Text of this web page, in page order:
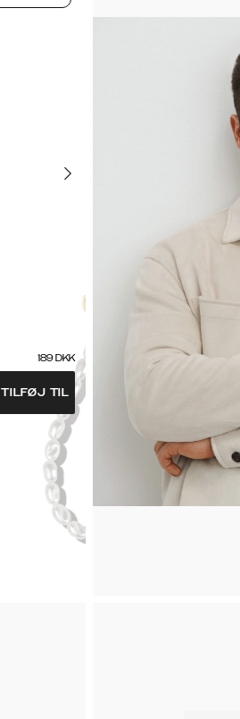
189 DKK
TILFØJ TIL